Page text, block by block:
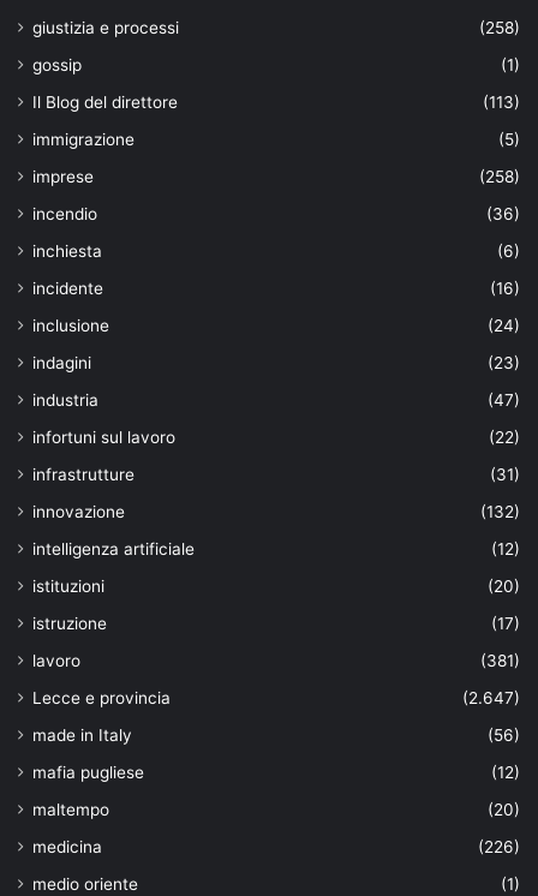
giustizia e processi
(258)
gossip
(1)
Il Blog del direttore
(113)
immigrazione
(5)
imprese
(258)
incendio
(36)
inchiesta
(6)
incidente
(16)
inclusione
(24)
indagini
(23)
industria
(47)
infortuni sul lavoro
(22)
infrastrutture
(31)
innovazione
(132)
intelligenza artificiale
(12)
istituzioni
(20)
istruzione
(17)
lavoro
(381)
Lecce e provincia
(2.647)
made in Italy
(56)
mafia pugliese
(12)
maltempo
(20)
medicina
(226)
medio oriente
(1)